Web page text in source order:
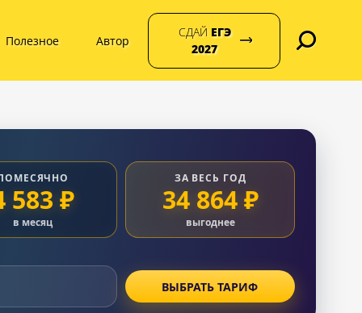
Полезное Автор
СДАЙ ЕГЭ
2027
583 ₽
в месяц
ЗА ВЕСЬ ГОД
34 864 ₽
выгоднее
ВЫБРАТЬ ТАРИФ